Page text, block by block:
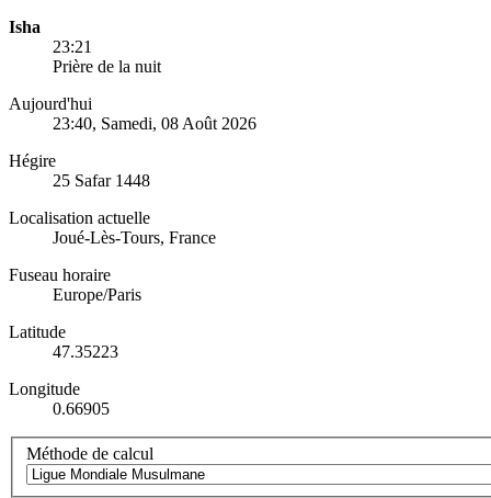
Isha
23:21
Prière de la nuit
Aujourd'hui
23:40, Samedi, 08 Août 2026
Hégire
25 Safar 1448
Localisation actuelle
Joué-Lès-Tours, France
Fuseau horaire
Europe/Paris
Latitude
47.35223
Longitude
0.66905
Méthode de calcul